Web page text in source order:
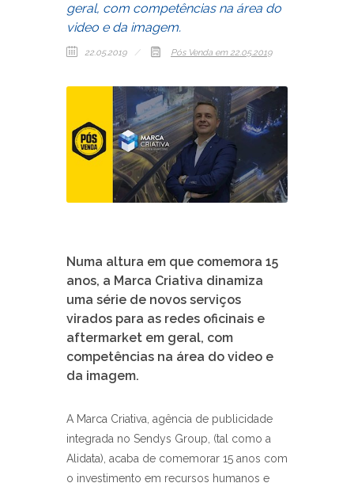
geral, com competências na área do
video e da imagem.
22.05.2019 Pós Venda em 22.05.2019
Numa altura em que comemora 15
anos, a Marca Criativa dinamiza
uma série de novos serviços
virados para as redes oficinais e
aftermarket em geral, com
competências na área do video e
da imagem.
A Marca Criativa, agência de publicidade
integrada no Sendys Group, (tal como a
Alidata), acaba de comemorar 15 anos com
o investimento em recursos humanos e